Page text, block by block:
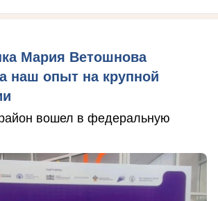
Мария Ветошнова
наш опыт на крупной
вошел в федеральную